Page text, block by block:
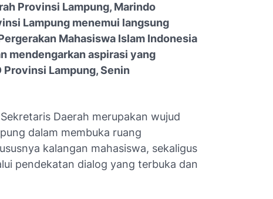
Provinsi Lampung, Marindo
Lampung menemui langsung
Mahasiswa Islam Indonesia
mendengarkan aspirasi yang
Provinsi Lampung, Senin
Daerah merupakan wujud
dalam membuka ruang
kalangan mahasiswa, sekaligus
pendekatan dialog yang terbuka dan